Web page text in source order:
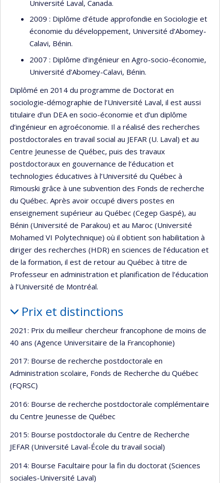
Université Laval, Canada.
2009 : Diplôme d’étude approfondie en Sociologie et
économie du développement, Université d’Abomey-
Calavi, Bénin.
2007 : Diplôme d’ingénieur en Agro-socio-économie,
Université d’Abomey-Calavi, Bénin.
Diplômé en 2014 du programme de Doctorat en
sociologie-démographie de l’Université Laval, il est aussi
titulaire d’un DEA en socio-économie et d’un diplôme
d’ingénieur en agroéconomie. Il a réalisé des recherches
postdoctorales en travail social au JEFAR (U. Laval) et au
Centre Jeunesse de Québec, puis des travaux
postdoctoraux en gouvernance de l’éducation et
technologies éducatives à l’Université du Québec à
Rimouski grâce à une subvention des Fonds de recherche
du Québec. Après avoir occupé divers postes en
enseignement supérieur au Québec (Cegep Gaspé), au
Bénin (Université de Parakou) et au Maroc (Université
Mohamed VI Polytechnique) où il obtient son habilitation à
diriger des recherches (HDR) en sciences de l’éducation et
de la formation, il est de retour au Québec à titre de
Professeur en administration et planification de l’éducation
à l’Université de Montréal.
Prix et distinctions
2021: Prix du meilleur chercheur francophone de moins de
40 ans (Agence Universitaire de la Francophonie)
2017: Bourse de recherche postdoctorale en
Administration scolaire, Fonds de Recherche du Québec
(FQRSC)
2016: Bourse de recherche postdoctorale complémentaire
du Centre Jeunesse de Québec
2015: Bourse postdoctorale du Centre de Recherche
JEFAR (Université Laval-École du travail social)
2014: Bourse Facultaire pour la fin du doctorat (Sciences
sociales-Université Laval)